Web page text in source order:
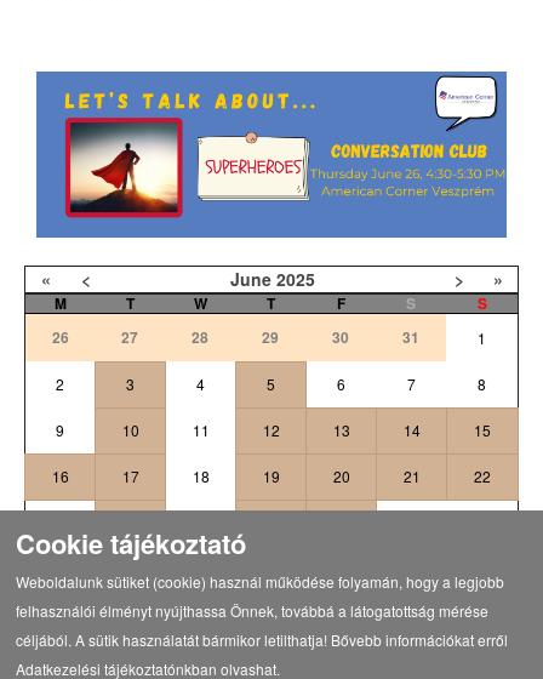
« < June 2025 > »
M T W T F S
S
26
27 28 29 30 31 1
2 3 4 5 6 7 8
9 10 11 12 13 14 15
16 17 18 19 20 21 22
Cookie tájékoztató
Weboldalunk sütiket (cookie) használ működése folyamán, hogy a legjobb
felhasználói élményt nyújthassa Önnek, továbbá a látogatottság mérése
céljából. A sütik használatát bármikor letilthatja! Bővebb információkat erről
Adatkezelési tájékoztatónkban olvashat.